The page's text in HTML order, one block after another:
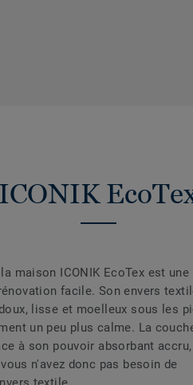
ICONIK
maison ICONIK EcoTex est une
facile. Son envers
lisse et moelleux sous les
un peu plus calme. La
à son pouvoir absorbant
n'avez donc pas besoin de